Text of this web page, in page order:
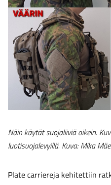
Näin käytät suojaliiviä oikein.
luotisuojalevyillä. Kuva: Mika
Plate carriereja kehitettiin